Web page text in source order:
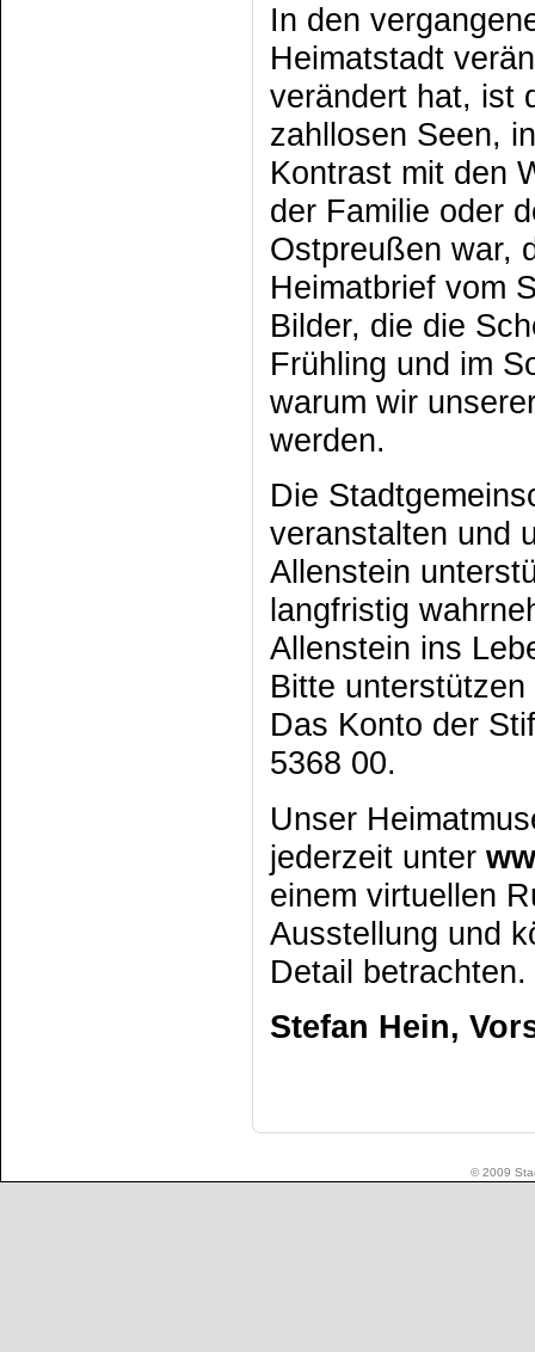
In den
Heimatstadt
verändert hat, ist
zahllosen Seen,
Kontrast mit den
der Familie oder
Ostpreußen war,
Heimatbrief vom
Bilder, die die
Frühling und im
warum wir
werden.
Die
veranstalten und
Allenstein
langfristig
Allenstein ins
Bitte
Das Konto der
5368 00.
Unser
jederzeit unter
einem virtuellen
Ausstellung und
Detail betrachten.
Stefan Hein,
© 2009